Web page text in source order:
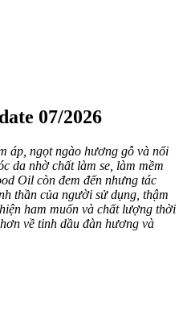
07/2026
áp, ngọt ngào hương gỗ và nổi
da nhờ chất làm se, làm mềm
Oil còn đem đến nhưng tác
thần của người sử dụng, thậm
ham muốn và chất lượng thời
về tinh dầu đàn hương và